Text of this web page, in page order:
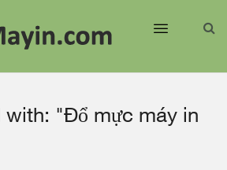
with: "Đổ mực máy in